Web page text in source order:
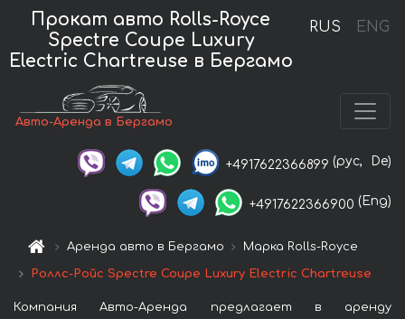
RUS ENG
Прокат авто Rolls-Royce
Spectre Coupe Luxury
Electric Chartreuse в Бергамо
Авто-Аренда в Бергамо
+4917622366899 (рус, De)
+4917622366900 (Eng)
Аренда авто в Бергамо Марка Rolls-Royce
Роллс-Ройс Spectre Coupe Luxury Electric Chartreuse
Компания Авто-Аренда предлагает в аренду